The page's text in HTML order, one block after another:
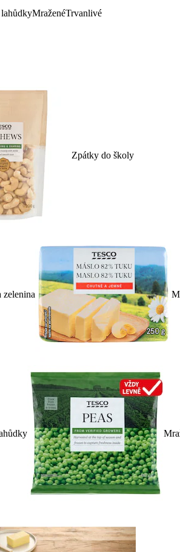
MraženéTrvanlivé
Zpátky do školy
zelenina